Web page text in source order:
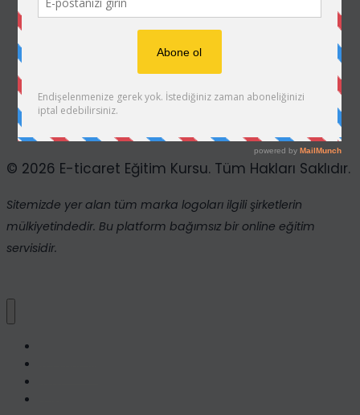
Kurma
Destek,
ve
Güvenilir
Gizlilik Politikası ve KVKK
Satış Ortaklığı
© 2026 E-ticaret Eğitim Kursu. Tüm Hakları Saklıdır.
Sitemizde yer alan tüm marka logoları ilgili şirketlerin
mülkiyetindedir. Bu platform bağımsız bir online eğitim
servisidir.